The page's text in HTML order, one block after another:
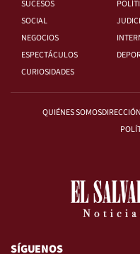
SUCESOS
SOCIAL
NEGOCIOS
ESPECTÁCULOS
CURIOSIDADES
QUIÉNES SOMOSDIRECCIÓN
SÍGUENOS